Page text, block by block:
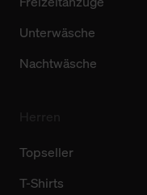
Unterwäsche
Nachtwäsche
Topseller
T-Shirts